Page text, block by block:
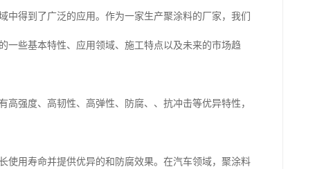
得到了广泛的应用。作为一家生产聚涂料的厂家，我们
一些基本特性、应用领域、施工特点以及未来的市场趋
强度、高韧性、高弹性、防腐、、抗冲击等优异特性，
使用寿命并提供优异的和防腐效果。在汽车领域，聚涂料